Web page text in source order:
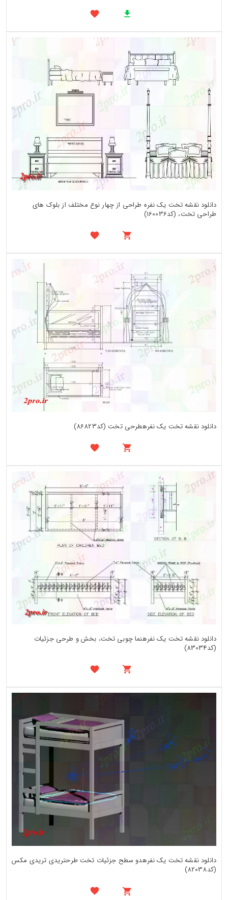
دانلود نقشه تخت یک نفره طراحی از چهار نوع مختلف از بلوک های
طراحی تخت، (کد160036)
دانلود نقشه تخت یک نفرهطرحی تخت (کد86823)
دانلود نقشه تخت یک نفرهنما چوبی تخت، بخش و طرحی جزئیات
(کد83034)
دانلود نقشه تخت یک نفرهدو سطح جزئیات تخت طرحتریدی تریدی مکس
(کد82038)